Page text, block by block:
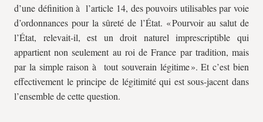
d’une définition à l’article 14, des pouvoirs utilisables par voie
d’ordonnances pour la sûreté de l’État. « Pourvoir au salut de
l’État, relevait-il, est un droit naturel imprescriptible qui
appartient non seulement au roi de France par tradition, mais
par la simple raison à tout souverain légitime ». Et c’est bien
effectivement le principe de légitimité qui est sous-jacent dans
l’ensemble de cette question.